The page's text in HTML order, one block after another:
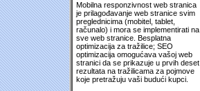
Mobilna responzivnost web stranica
je prilagođavanje web stranice svim
preglednicima (mobitel, tablet,
računalo) i mora se implementirati na
sve web stranice. Besplatna
optimizacija za tražilice; SEO
optimizacija omogućava vašoj web
stranici da se prikazuje u prvih deset
rezultata na tražilicama za pojmove
koje pretražuju vaši budući kupci.